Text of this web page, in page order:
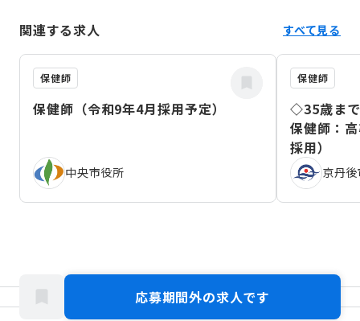
関連する求人 すべて見る
保健師
保健師（令和9年4月採用予定）
中央市役所
保健師
◇35歳ま
保健師：
採用）
京丹
応募期間外の求人です